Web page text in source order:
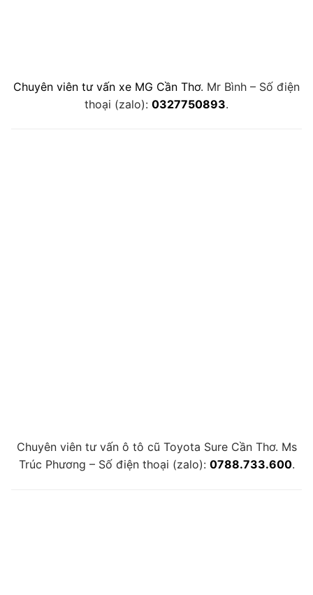
Chuyên viên tư vấn xe MG Cần Thơ. Mr Bình – Số điện
thoại (zalo): 0327750893.
Chuyên viên tư vấn ô tô cũ Toyota Sure Cần Thơ. Ms
Trúc Phương – Số điện thoại (zalo): 0788.733.600.